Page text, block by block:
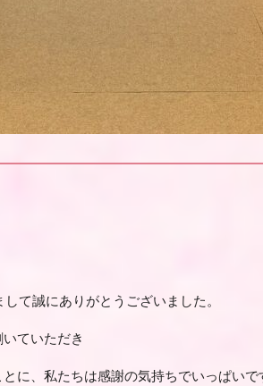
て誠にありがとうございました。
ていただき
に、私たちは感謝の気持ちでいっぱいで